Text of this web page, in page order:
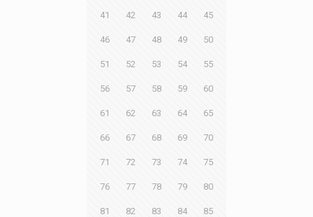
41 42 43 44 45
46 47 48 49 50
51 52 53 54 55
56 57 58 59 60
61 62 63 64 65
66 67 68 69 70
71 72 73 74 75
76 77 78 79 80
81 82 83 84 85